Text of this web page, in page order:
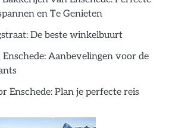
en Te Genieten
De beste winkelbuurt
Aanbevelingen voor de
Enschede: Plan je perfecte reis